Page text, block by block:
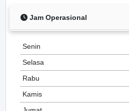
Jam Operasional
Senin
Selasa
Rabu
Kamis